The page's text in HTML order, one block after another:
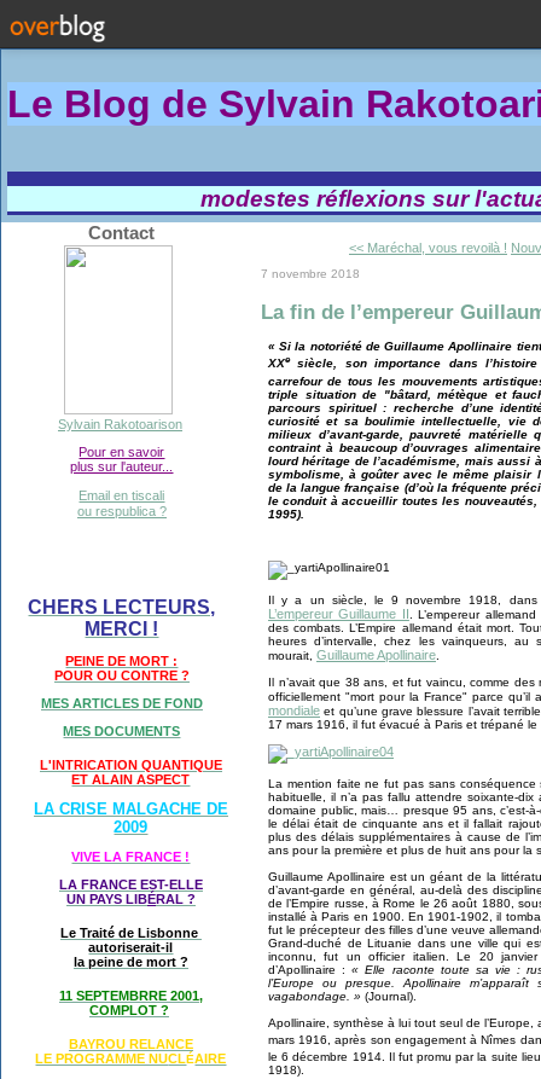
Le Blog de Sylvain Rakotoa
modestes réflexions sur
Contact
Sylvain Rakotoarison
Pour en savoir
plus sur l'auteur...
Email en tiscali
ou respublica ?
CHERS LECTEURS,
MERCI !
PEINE DE MORT :
POUR OU CONTRE ?
MES ARTICLES DE FOND
MES DOCUMENTS
L'INTRICATION QUANTIQUE
ET ALAIN ASPECT
LA CRISE MALGACHE DE
2009
VIVE LA FRANCE !
LA FRANCE EST-ELLE
UN PAYS LIBÉRAL ?
Le Traité de Lisbonne
autoriserait-il
la peine de mort ?
11 SEPTEMBRRE 2001,
COMPLOT ?
BAYROU RELANCE
LE PROGRAMME NUCLÉAIRE
<< Maréchal, vous revoilà !
7 novembre 2018
La fin de l’empereur
« Si la notoriété de Guillaume Apollinaire
XXesiècle, son importance dans
carrefour de tous les mouvements
triple situation de "bâtard, métèque et
parcours spirituel : recherche d’une
curiosité et sa boulimie intellectuelle, vie
milieux d’avant-garde, pauvreté
contraint à beaucoup d’ouvrages
lourd héritage de l’académisme, mais aussi
symbolisme, à goûter avec le même
de la langue française (d’où la fréquente
le conduit à accueillir toutes les nouveautés,
1995).
Il y a un siècle, le 9 novembre 1918, dans
L’empereur Guillaume II . L’empereur
des combats. L’Empire allemand était mort.
heures d’intervalle, chez les vainqueurs, au
mourait, Guillaume Apollinaire
Il n’avait que 38 ans, et fut vaincu, comme
officiellement "mort pour la France" parce
mondiale et qu’une grave blessure l’avait
17 mars 1916, il fut évacué à Paris et trépané
La mention faite ne fut pas sans
habituelle, il n’a pas fallu attendre soixante-
domaine public, mais… presque 95 ans, c’est-
le délai était de cinquante ans et il fallait
plus des délais supplémentaires à cause de
ans pour la première et plus de huit ans pour la
Guillaume Apollinaire est un géant de la
d’avant-garde en général, au-delà des
de l’Empire russe, à Rome le 26 août 1880,
installé à Paris en 1900. En 1901-1902, il
fut le précepteur des filles d’une veuve
Grand-duché de Lituanie dans une ville qui
inconnu, fut un officier italien. Le 20
d’Apollinaire :« Elle raconte toute sa vie :
l’Europe ou presque. Apollinaire
vagabondage. » (Journal).
Apollinaire, synthèse à lui tout seul de
mars 1916, après son engagement à Nîmes
le 6 décembre 1914. Il fut promu par la suite
1918).